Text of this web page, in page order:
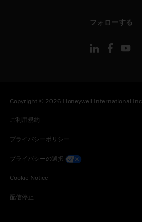
フォローする
Copyright © 2026 Honeywell International Inc
ご利用規約
プライバシーポリシー
プライバシーの選択
Cookie Notice
配信停止